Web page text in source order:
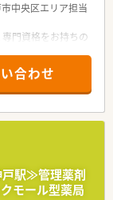
中央区エリア担当
門資格をお持ちの
均90枚の処方箋を
。
が可能であり、神
です。
れており、総合病
ています。
合わせ
戸駅≫管理薬剤
モール型薬局